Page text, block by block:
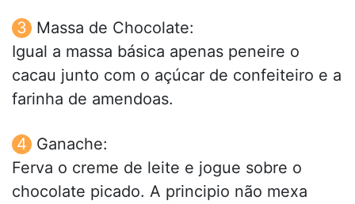
Massa de Chocolate:
Igual a massa básica apenas peneire o
cacau junto com o açúcar de confeiteiro e a
farinha de amendoas.
Ganache:
Ferva o creme de leite e jogue sobre o
chocolate picado. A principio não mexa